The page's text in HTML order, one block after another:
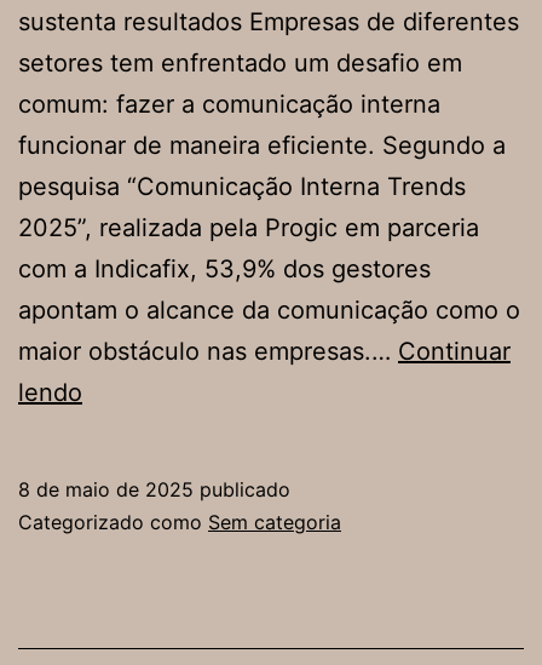
sustenta resultados Empresas de diferentes
setores tem enfrentado um desafio em
comum: fazer a comunicação interna
funcionar de maneira eficiente. Segundo a
pesquisa “Comunicação Interna Trends
2025”, realizada pela Progic em parceria
com a Indicafix, 53,9% dos gestores
apontam o alcance da comunicação como o
maior obstáculo nas empresas.… Continuar
lendo
elo
8 de maio de 2025 publicado
Categorizado como Sem categoria